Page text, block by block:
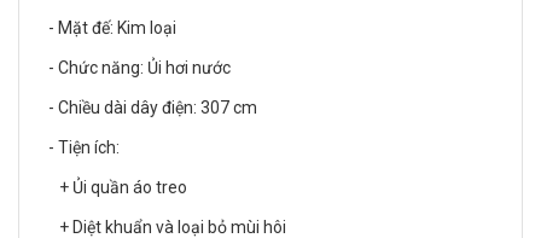
- Mặt đế: Kim loại
- Chức năng: Ủi hơi nước
- Chiều dài dây điện: 307 cm
- Tiện ích:
+ Ủi quần áo treo
+ Diệt khuẩn và loại bỏ mùi hôi